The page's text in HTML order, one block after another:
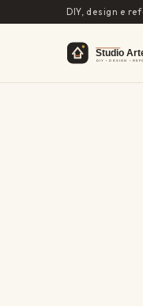
DIY, design e